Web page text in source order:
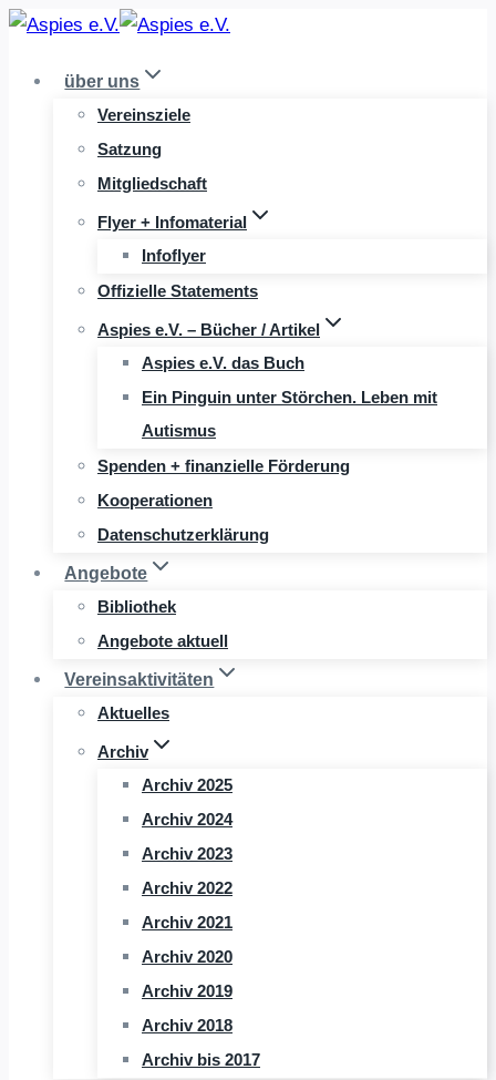
Zum
springenüber uns
Vereinsziele
Satzung
Mitgliedschaft
Flyer + Infomaterial
Infoflyer
Offizielle Statements
Aspies e.V. – Bücher / Artikel
Aspies e.V. das Buch
Ein Pinguin unter Störchen. Leben mit
Autismus
Spenden + finanzielle Förderung
Kooperationen
Datenschutzerklärung
Angebote
Bibliothek
Angebote aktuell
Vereinsaktivitäten
Aktuelles
Archiv
Archiv 2025
Archiv 2024
Archiv 2023
Archiv 2022
Archiv 2021
Archiv 2020
Archiv 2019
Archiv 2018
Archiv bis 2017